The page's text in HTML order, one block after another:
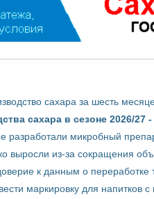
сахара за шесть
сахара в сезоне 2026/
разработали микробный
выросли из-за сокращения
к данным о переработке
маркировку для напитков